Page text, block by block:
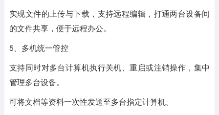
实现文件的上传与下载，支持远程编辑，打通两台设备间
的文件共享，便于远程办公。
5、多机统一管控
支持同时对多台计算机执行关机、重启或注销操作，集中
管理多台设备。
可将文档等资料一次性发送至多台指定计算机。